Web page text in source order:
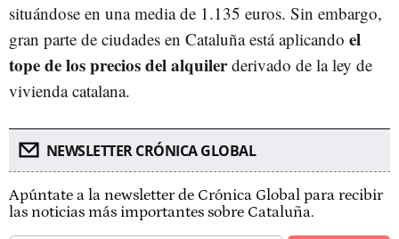
situándose en una media de 1.135 euros. Sin embargo,
gran parte de ciudades en Cataluña está aplicando el
tope de los precios del alquilerderivado de la ley de
vivienda catalana.
NEWSLETTER CRÓNICA GLOBAL
Apúntate a la newsletter de Crónica Global para recibir
las noticias más importantes sobre Cataluña.